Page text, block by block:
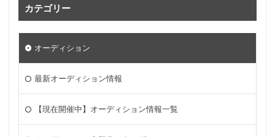
カテゴリー
オーディション
最新オーディション情報
【現在開催中】オーディション情報一覧